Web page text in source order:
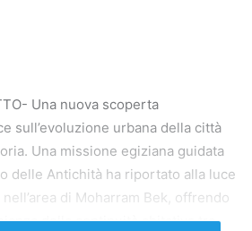
Una nuova scoperta
sull’evoluzione urbana della città
Una missione egiziana guidata
delle Antichità ha riportato alla luce
di Moharram Bek, offrendo
della continuità abitativa tra